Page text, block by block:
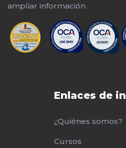
ampliar información.
Enlaces de
¿Quiénes somos?
Cursos